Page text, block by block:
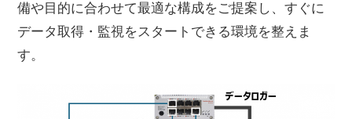
備や目的に合わせて最適な構成をご提案し、すぐに
データ取得・監視をスタートできる環境を整えま
す。